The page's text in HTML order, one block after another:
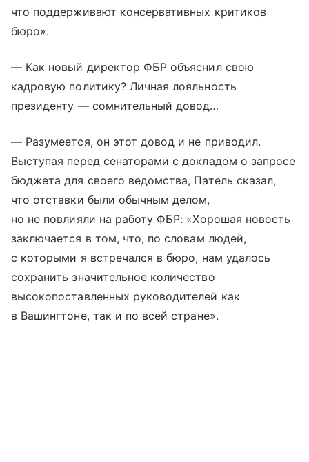
что поддерживают консервативных критиков
бюро».
— Как новый директор ФБР объяснил свою
кадровую политику? Личная лояльность
президенту — сомнительный довод…
— Разумеется, он этот довод и не приводил.
Выступая перед сенаторами с докладом о запросе
бюджета для своего ведомства, Патель сказал,
что отставки были обычным делом,
но не повлияли на работу ФБР: «Хорошая новость
заключается в том, что, по словам людей,
с которыми я встречался в бюро, нам удалось
сохранить значительное количество
высокопоставленных руководителей как
в Вашингтоне, так и по всей стране».